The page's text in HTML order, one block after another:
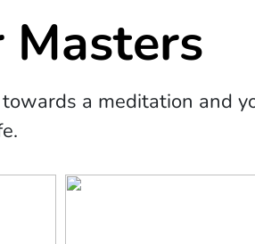
Masters
a meditation and